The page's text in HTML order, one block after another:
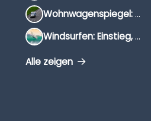
Wohnwagenspiegel: Auswahl, Preise & Montage
Windsurfen: Einstieg, Ausrüstung & Tipps
Alle zeigen